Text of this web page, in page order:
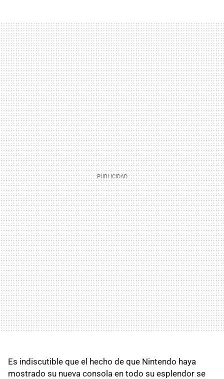
Es indiscutible que el hecho de que Nintendo haya
mostrado su nueva consola en todo su esplendor se